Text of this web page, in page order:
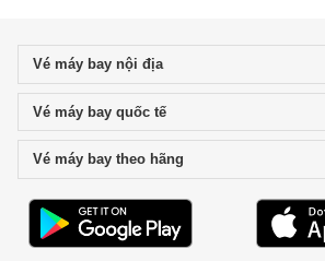
Vé máy bay nội địaclick to expand contents
Vé máy bay quốc tếclick to expand contents
Vé máy bay theo hãng